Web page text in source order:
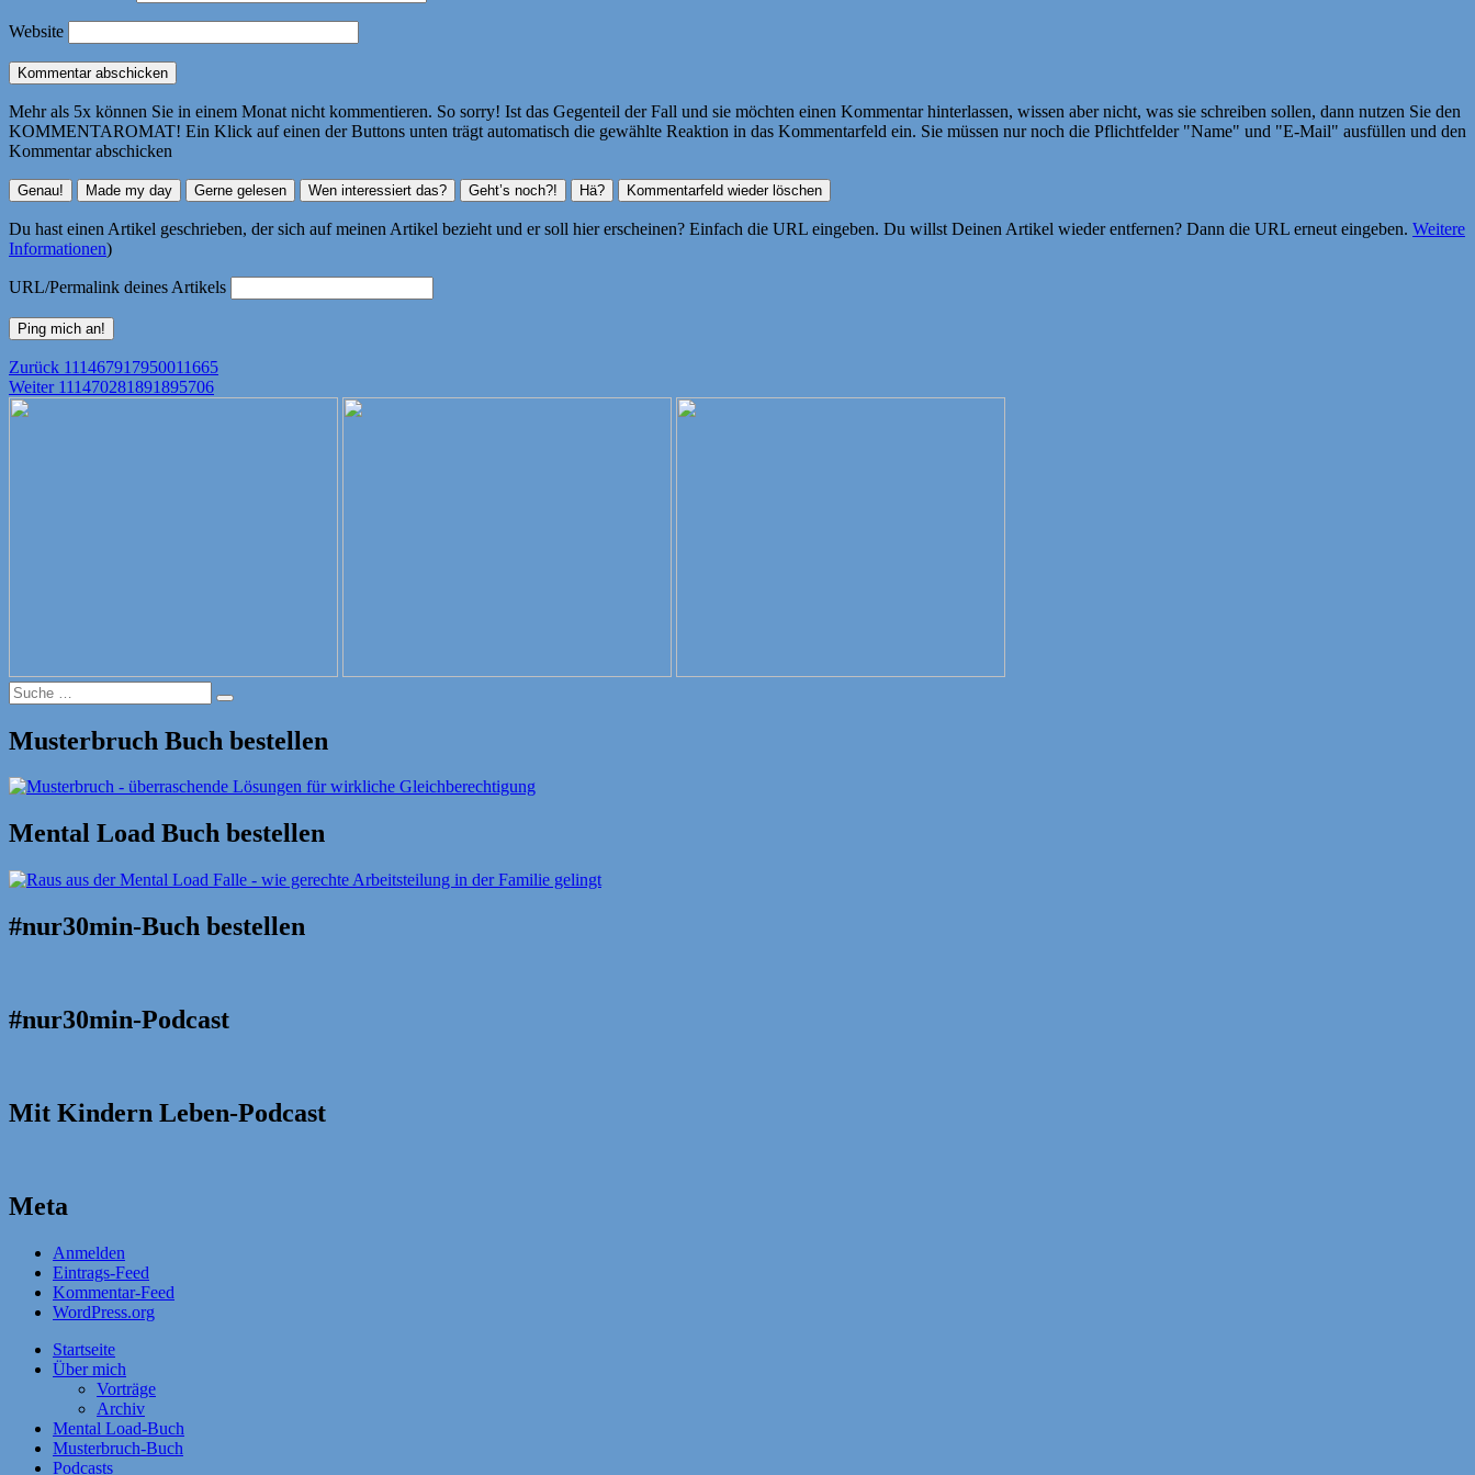
Website
Mehr als 5x können Sie in einem Monat nicht kommentieren. So sorry! Ist das Gegenteil der Fall und sie möchten einen Kommentar hinterlassen, wissen aber nicht, was sie schreiben sollen, dann nutzen Sie den
KOMMENTAROMAT! Ein Klick auf einen der Buttons unten trägt automatisch die gewählte Reaktion in das Kommentarfeld ein. Sie müssen nur noch die Pflichtfelder "Name" und "E-Mail" ausfüllen und den
Kommentar abschicken
Du hast einen Artikel geschrieben, der sich auf meinen Artikel bezieht und er soll hier erscheinen? Einfach die URL eingeben. Du willst Deinen Artikel wieder entfernen? Dann die URL erneut eingeben. Weitere
Informationen)
URL/Permalink deines Artikels
Beitragsnavigation
Zurück Vorheriger
Beitrag:
111467917950011665
Weiter Nächster
111470281891895706
Suche
nach:
Suche
Musterbruch Buch bestellen
Mental Load Buch bestellen
#nur30min-Buch bestellen
#nur30min-Podcast
Mit Kindern Leben-Podcast
Meta
Anmelden
Eintrags-Feed
Kommentar-Feed
WordPress.org
Startseite
Über mich
Vorträge
Archiv
Mental Load-Buch
Musterbruch-Buch
Podcasts